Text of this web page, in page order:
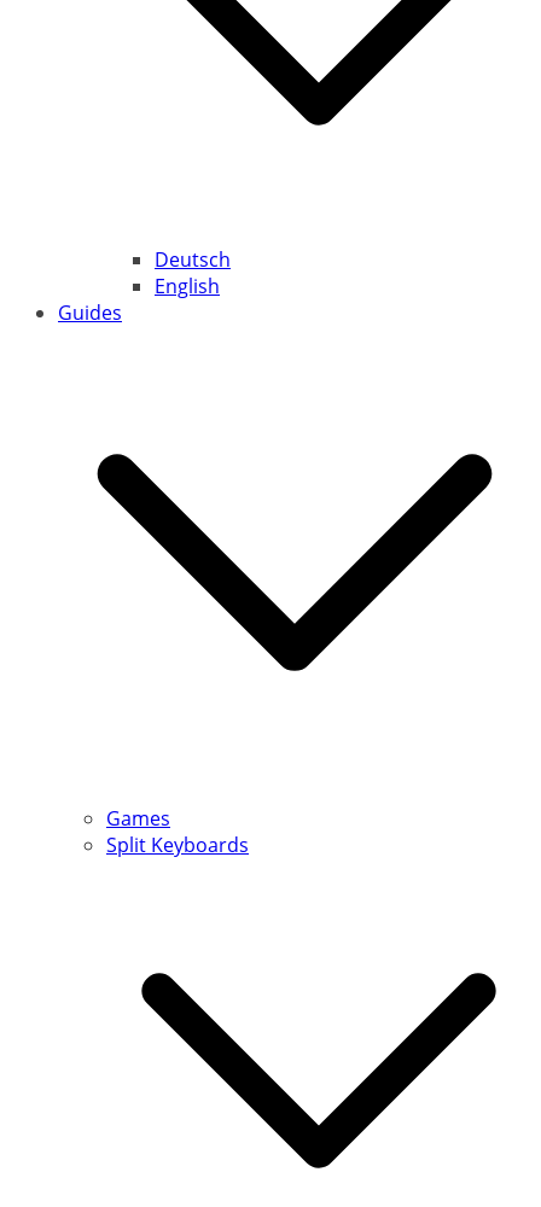
Deutsch
English
Guides
Games
Split Keyboards